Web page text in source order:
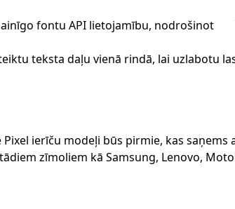
fontu API lietojamību, nodrošinot
teksta daļu vienā rindā, lai uzlabotu
ierīču modeļi būs pirmie, kas
zīmoliem kā Samsung, Lenovo,